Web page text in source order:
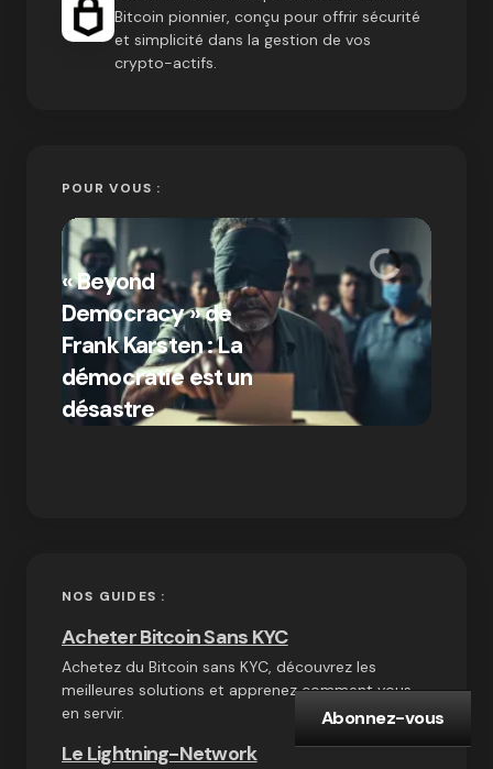
Bitcoin pionnier, conçu pour offrir sécurité
et simplicité dans la gestion de vos
crypto-actifs.
POUR VOUS :
« Beyond
Democracy » de
Frank Karsten : La
démocratie est un
désastre
par Ines Aissani
on 03/10/2024
NOS GUIDES :
Acheter Bitcoin Sans KYC
Achetez du Bitcoin sans KYC, découvrez les
meilleures solutions et apprenez comment vous
en servir.
Le Lightning-Network
Abonnez-vous